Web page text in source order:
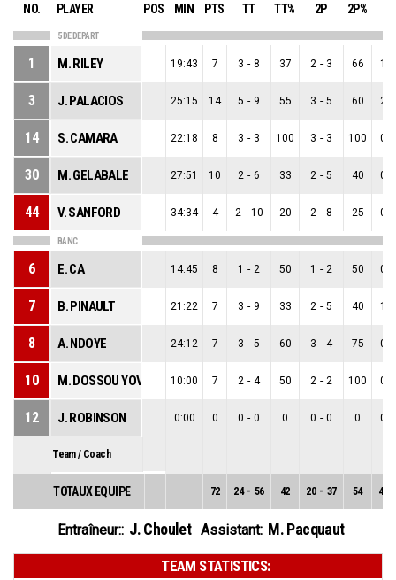
NO. PLAYER POS MIN PTS TT TT% 2P 2P%
5 DE DEPART
1 M. RILEY 19:43 7 3 - 8 37 2 - 3 66 1
3 J. PALACIOS 25:15 14 5 - 9 55 3 - 5 60 2
14 S. CAMARA 22:18 8 3 - 3 100 3 - 3 100 0
30 M. GELABALE 27:51 10 2 - 6 33 2 - 5 40 0
44 V. SANFORD 34:34 4 2 - 10 20 2 - 8 25 0
BANC
6 E. CA 14:45 8 1 - 2 50 1 - 2 50 0
7 B. PINAULT 21:22 7 3 - 9 33 2 - 5 40 1
8 A. NDOYE 24:12 7 3 - 5 60 3 - 4 75 0
10 M. DOSSOU YOVO 10:00 7 2 - 4 50 2 - 2 100 0
12 J. ROBINSON 0:00 0 0 - 0 0 0 - 0 0 0
Team / Coach
TOTAUX EQUIPE 72 24 - 56 42 20 - 37 54 4
Entraîneur:: J. Choulet Assistant: M. Pacquaut
TEAM STATISTICS: